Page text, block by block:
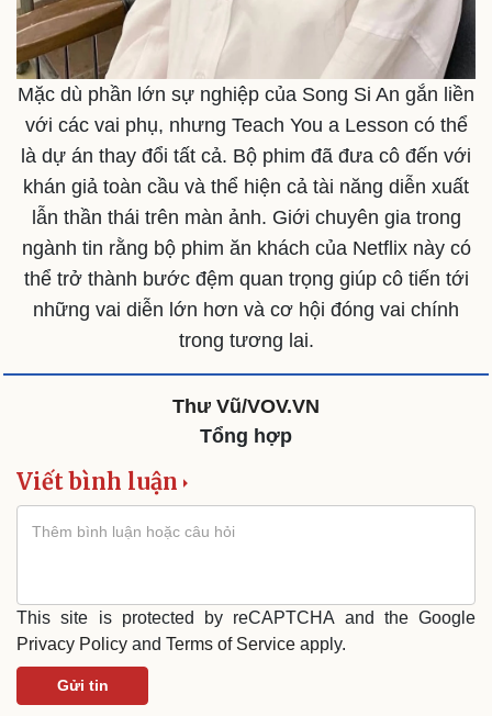
Du lịch
Podcast
Câu chuyện thời sự
Kể chuyện cho bé
Hạt giống tâm hồn
Mặc dù phần lớn sự nghiệp của Song Si An gắn liền
với các vai phụ, nhưng Teach You a Lesson có thể
là dự án thay đổi tất cả. Bộ phim đã đưa cô đến với
khán giả toàn cầu và thể hiện cả tài năng diễn xuất
lẫn thần thái trên màn ảnh. Giới chuyên gia trong
ngành tin rằng bộ phim ăn khách của Netflix này có
thể trở thành bước đệm quan trọng giúp cô tiến tới
những vai diễn lớn hơn và cơ hội đóng vai chính
trong tương lai.
Thư Vũ/VOV.VN
Tổng hợp
Viết bình luận
This site is protected by reCAPTCHA and the Google
Privacy Policy and Terms of Service apply.
Gửi tin